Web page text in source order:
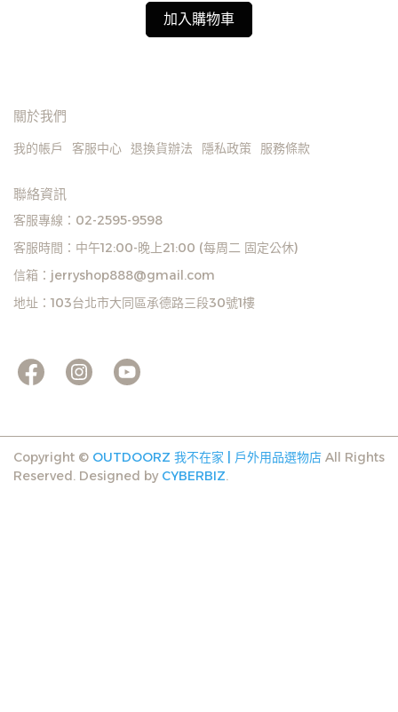
無法出貨，本公司將有權取消訂單，造成不便尚請見
諒。如遇庫存不足無法下單，亦歡迎洽詢客服。
加入購物車
關於我們
我的帳戶 客服中心 退換貨辦法 隱私政策 服務條款
聯絡資訊
客服專線：02-2595-9598
客服時間：中午12:00-晚上21:00 (每周二 固定公休)
信箱：jerryshop888@gmail.com
地址：103台北市大同區承德路三段30號1樓
Copyright © OUTDOORZ 我不在家 | 戶外用品選物店 All Rights
Reserved. Designed by CYBERBIZ.